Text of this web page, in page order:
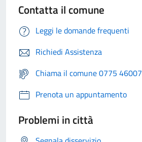
Contatta il comune
Leggi le domande frequenti
Richiedi Assistenza
Chiama il comune 0775 46007
Prenota un appuntamento
Problemi in città